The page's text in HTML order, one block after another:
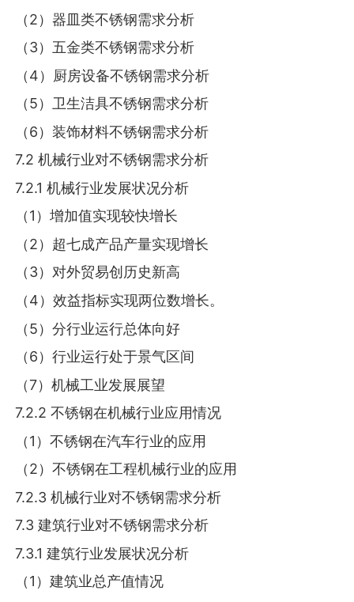
（2）器皿类不锈钢需求分析
（3）五金类不锈钢需求分析
（4）厨房设备不锈钢需求分析
（5）卫生洁具不锈钢需求分析
（6）装饰材料不锈钢需求分析
7.2 机械行业对不锈钢需求分析
7.2.1 机械行业发展状况分析
（1）增加值实现较快增长
（2）超七成产品产量实现增长
（3）对外贸易创历史新高
（4）效益指标实现两位数增长。
（5）分行业运行总体向好
（6）行业运行处于景气区间
（7）机械工业发展展望
7.2.2 不锈钢在机械行业应用情况
（1）不锈钢在汽车行业的应用
（2）不锈钢在工程机械行业的应用
7.2.3 机械行业对不锈钢需求分析
7.3 建筑行业对不锈钢需求分析
7.3.1 建筑行业发展状况分析
（1）建筑业总产值情况